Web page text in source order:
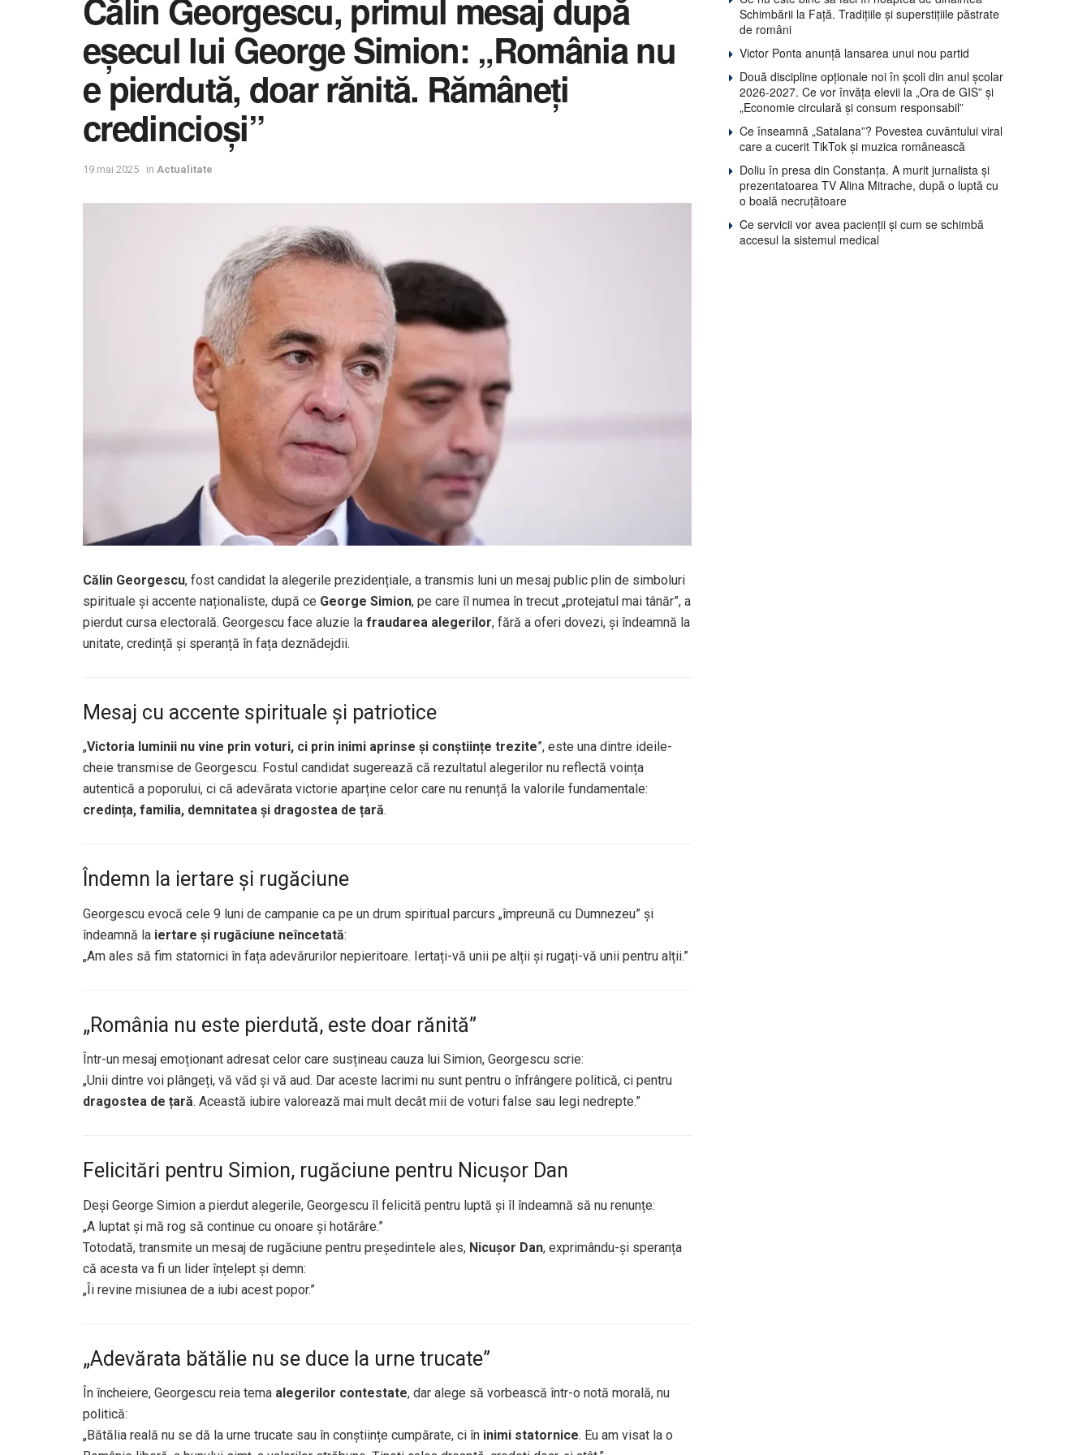
Călin Georgescu, primul mesaj după
eșecul lui George Simion: „România nu
e pierdută, doar rănită. Rămâneți
credincioși”
19 mai 2025 in Actualitate
Călin Georgescu, fost candidat la alegerile prezidențiale, a transmis luni un mesaj public plin de simboluri
spirituale și accente naționaliste, după ce George Simion, pe care îl numea în trecut „protejatul mai tânăr”, a
pierdut cursa electorală. Georgescu face aluzie la fraudarea alegerilor, fără a oferi dovezi, și îndeamnă la
unitate, credință și speranță în fața deznădejdii.
Mesaj cu accente spirituale și patriotice
„Victoria luminii nu vine prin voturi, ci prin inimi aprinse și conștiințe trezite”, este una dintre ideile-
cheie transmise de Georgescu. Fostul candidat sugerează că rezultatul alegerilor nu reflectă voința
autentică a poporului, ci că adevărata victorie aparține celor care nu renunță la valorile fundamentale:
credința, familia, demnitatea și dragostea de țară.
Îndemn la iertare și rugăciune
Georgescu evocă cele 9 luni de campanie ca pe un drum spiritual parcurs „împreună cu Dumnezeu” și
îndeamnă la iertare și rugăciune neîncetată:
„Am ales să fim statornici în fața adevărurilor nepieritoare. Iertați-vă unii pe alții și rugați-vă unii pentru alții.”
„România nu este pierdută, este doar rănită”
Într-un mesaj emoționant adresat celor care susțineau cauza lui Simion, Georgescu scrie:
„Unii dintre voi plângeți, vă văd și vă aud. Dar aceste lacrimi nu sunt pentru o înfrângere politică, ci pentru
dragostea de țară. Această iubire valorează mai mult decât mii de voturi false sau legi nedrepte.”
Felicitări pentru Simion, rugăciune pentru Nicușor Dan
Deși George Simion a pierdut alegerile, Georgescu îl felicită pentru luptă și îl îndeamnă să nu renunțe:
„A luptat și mă rog să continue cu onoare și hotărâre.”
Totodată, transmite un mesaj de rugăciune pentru președintele ales, Nicușor Dan, exprimându-și speranța
că acesta va fi un lider înțelept și demn:
„Îi revine misiunea de a iubi acest popor.”
„Adevărata bătălie nu se duce la urne trucate”
În încheiere, Georgescu reia tema alegerilor contestate, dar alege să vorbească într-o notă morală, nu
politică:
„Bătălia reală nu se dă la urne trucate sau în conștiințe cumpărate, ci în inimi statornice. Eu am visat la o
Schimbării la Față. Tradițiile și superstițiile păstrate
de români
Victor Ponta anunță lansarea unui nou partid
Două discipline opționale noi în școli din anul școlar
2026-2027. Ce vor învăța elevii la „Ora de GIS” și
„Economie circulară și consum responsabil”
Ce înseamnă „Satalana”? Povestea cuvântului viral
care a cucerit TikTok și muzica românească
Doliu în presa din Constanța. A murit jurnalista și
prezentatoarea TV Alina Mitrache, după o luptă cu
o boală necruțătoare
Ce servicii vor avea pacienții și cum se schimbă
accesul la sistemul medical